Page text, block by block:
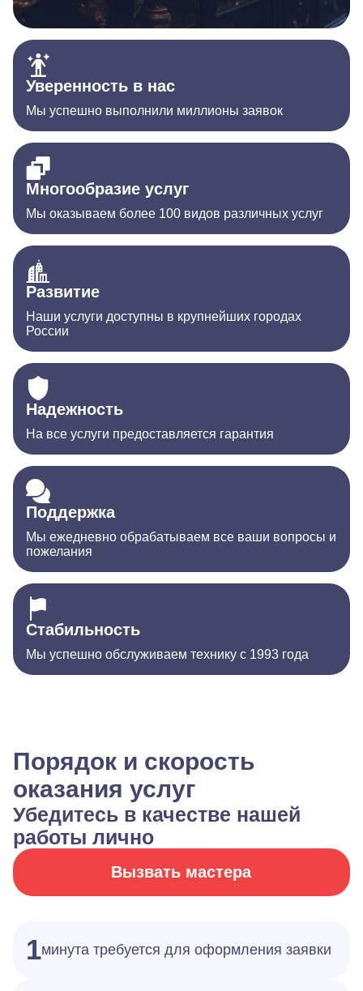
Уверенность в нас
Мы успешно выполнили миллионы заявок
Многообразие услуг
Мы оказываем более 100 видов различных услуг
Развитие
Наши услуги доступны в крупнейших городах
России
Надежность
На все услуги предоставляется гарантия
Поддержка
Мы ежедневно обрабатываем все ваши вопросы и
пожелания
Стабильность
Мы успешно обслуживаем технику с 1993 года
Порядок и скорость
оказания услуг
Убедитесь в качестве нашей
работы лично
Вызвать мастера
1минута требуется для оформления заявки